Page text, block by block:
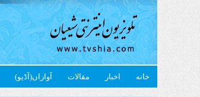
خانه اخبار مقالات آوازاں(آڈیو)